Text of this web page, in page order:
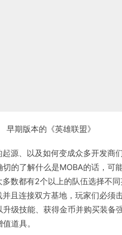
早期版本的《英雄联盟》
源、以及如何变成众多开发商
的了解什么是MOBA的话，可
数都有2个以上的队伍选择不
且连接双方基地，玩家们必须
级技能、获得金币并购买装备
道具。